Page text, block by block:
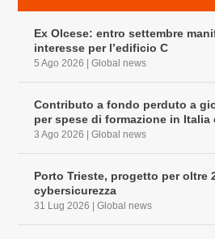
Ex Olcese: entro settembre
interesse per l’edificio C
5 Ago 2026 |Global news
Contributo a fondo perduto a
per spese di formazione in Italia
3 Ago 2026 |Global news
Porto Trieste, progetto per oltre
cybersicurezza
31 Lug 2026 |Global news